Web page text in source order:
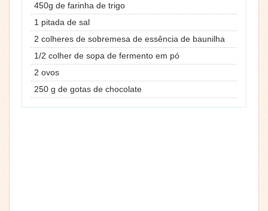
450g de farinha de trigo
1 pitada de sal
2 colheres de sobremesa de essência de baunilha
1/2 colher de sopa de fermento em pó
2 ovos
250 g de gotas de chocolate